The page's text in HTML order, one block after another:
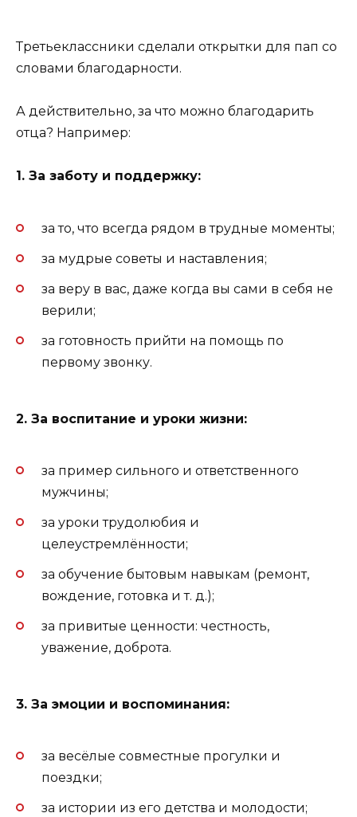
Третьеклассники сделали открытки для пап со
словами благодарности.
А действительно, за что можно благодарить
отца? Например:
1. За заботу и поддержку:
за то, что всегда рядом в трудные моменты;
за мудрые советы и наставления;
за веру в вас, даже когда вы сами в себя не
верили;
за готовность прийти на помощь по
первому звонку.
2. За воспитание и уроки жизни:
за пример сильного и ответственного
мужчины;
за уроки трудолюбия и
целеустремлённости;
за обучение бытовым навыкам (ремонт,
вождение, готовка и т. д.);
за привитые ценности: честность,
уважение, доброта.
3. За эмоции и воспоминания:
за весёлые совместные прогулки и
поездки;
за истории из его детства и молодости;